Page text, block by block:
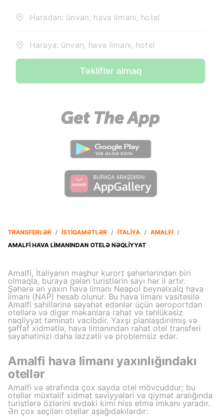
Haradan: ünvan, hava limanı, hotel
Haraya: ünvan, hava limanı, hotel
Təkliflər almaq
TRANSFERLƏR / İSTIQAMƏTLƏR / İTALIYA / AMALFI /
AMALFI HAVA LIMANINDAN OTELƏ NƏQLIYYAT
Amalfi, İtaliyanın məşhur kurort şəhərlərindən biri
olmaqla, buraya gələn turistlərin sayı hər il artır.
Şəhərə ən yaxın hava limanı Neapol beynəlxalq hava
limanı (NAP) hesab olunur. Bu hava limanı vasitəsilə
Amalfi sahillərinə səyahət edənlər üçün aeroportdan
otellərə və digər məkanlara rahat və təhlükəsiz
nəqliyyat təminatı vacibdir. Yaxşı planlaşdırılmış və
şəffaf xidmətlə, hava limanından rahat otel transferi
səyahətinizi daha ləzzətli və problemsiz edər.
Amalfi hava limanı yaxınlığındakı
otellər
Amalfi və ətrafında çox sayda otel mövcuddur; bu
otellər müxtəlif xidmət səviyyələri və qiymət aralığında
turistlərə özlərini evdəki kimi hiss etmə imkanı yaradır.
Ən çox seçilən otellər aşağıdakılardır: